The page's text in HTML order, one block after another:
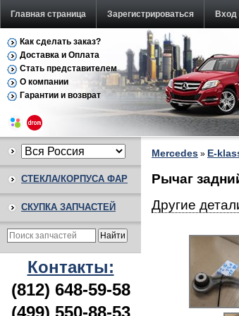
Главная страница Зарегистрироваться Вход
Как сделать заказ?
Доставка и Оплата
Стать представителем
О компании
Гарантии и возврат
СТЕКЛА/КОРПУСА ФАР
СКУПКА ЗАПЧАСТЕЙ
Контакты:
(812) 648-59-58
(499) 550-88-53
Mercedes » E-
Рычаг
Другие